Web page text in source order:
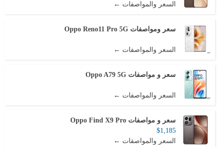
السعر والمواصفات ←
سعر ومواصفات Oppo Reno11 Pro 5G
السعر والمواصفات ←
سعر و مواصفات Oppo A79 5G
السعر والمواصفات ←
سعر و مواصفات Oppo Find X9 Pro
$1,185
السعر والمواصفات ←